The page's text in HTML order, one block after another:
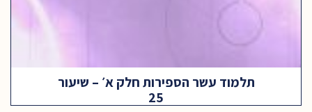
תלמוד עשר הספירות חלק א׳ – שיעור
25